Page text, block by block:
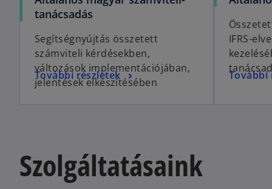
tanácsadás
Segítségnyújtás összetett
számviteli kérdésekben,
változások implementációjában,
jelentések elkészítésében
További részletek
IFRS-
További
Szolgáltatásaink